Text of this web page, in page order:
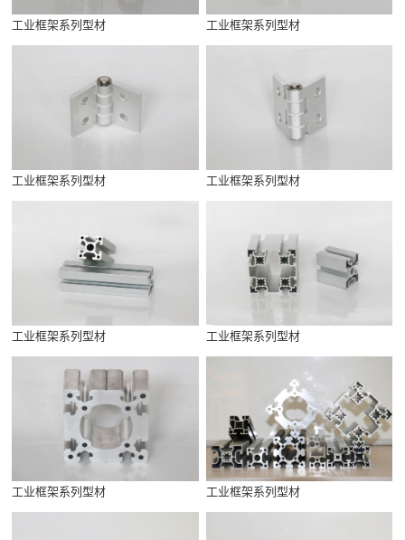
工业框架系列型材 工业框架系列型材
工业框架系列型材 工业框架系列型材
工业框架系列型材 工业框架系列型材
工业框架系列型材 工业框架系列型材